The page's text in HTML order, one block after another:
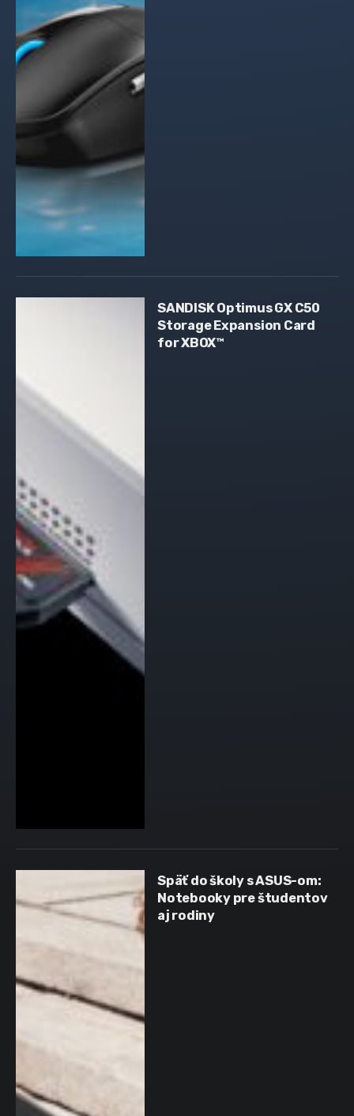
SANDISK Optimus GX C50
Storage Expansion Card
for XBOX™
Späť do školy s ASUS-om:
Notebooky pre študentov
aj rodiny